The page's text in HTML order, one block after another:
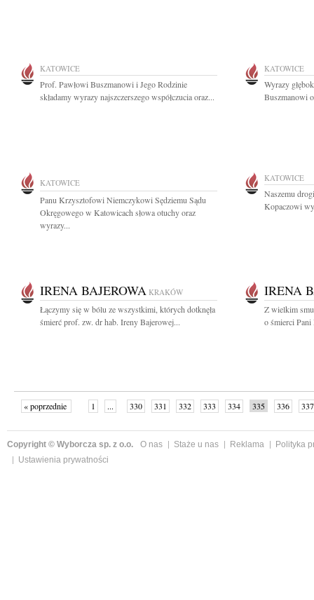
KATOWICE
Prof. Pawłowi Buszmanowi i Jego Rodzinie
składamy wyrazy najszczerszego współczucia oraz...
KATOWICE
Wyrazy
Buszmanowi
KATOWICE
Panu Krzysztofowi Niemczykowi Sędziemu Sądu
Okręgowego w Katowicach słowa otuchy oraz
wyrazy...
KATOWICE
Naszemu
Kopaczowi
IRENA BAJEROWA KRAKÓW
Łączymy się w bólu ze wszystkimi, których dotknęła
śmierć prof. zw. dr hab. Ireny Bajerowej...
IRENA
Z wielkim
o śmierci
« poprzednie 1 ... 330 331 332 333 334 335 336
337
Copyright © Wyborcza sp. z o.o. O nas Staże u nas Reklama
Polityka
Ustawienia prywatności